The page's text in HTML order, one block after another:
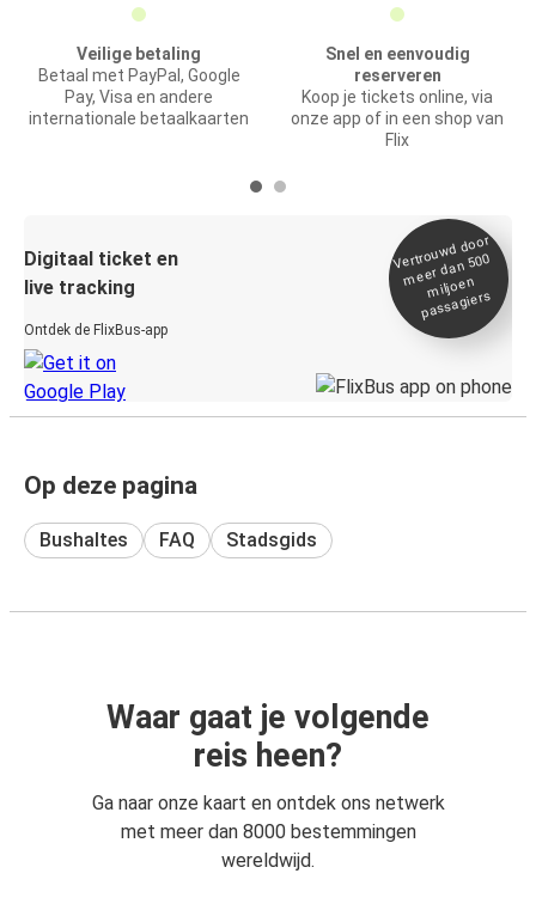
Veilige betaling
Betaal met PayPal, Google
Pay, Visa en andere
internationale betaalkaarten
Snel en eenvoudig
reserveren
Koop je tickets online, via
onze app of in een shop van
Flix
Digitaal ticket en
live tracking
Ontdek de FlixBus-app
Vertrou
wd door
meer dan 500
miljoen
passagiers
Op deze pagina
Bushaltes FAQ Stadsgids
Waar gaat je volgende
reis heen?
Ga naar onze kaart en ontdek ons netwerk
met meer dan 8000 bestemmingen
wereldwijd.